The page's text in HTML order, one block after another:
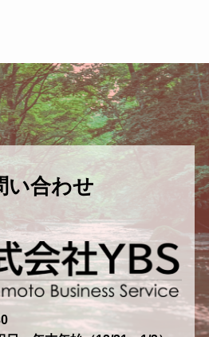
い合わせ